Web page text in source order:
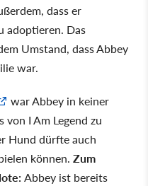
dass er
adoptieren. Das
Umstand, dass Abbey
war.
war Abbey in keiner
I Am Legend zu
Hund dürfte auch
können. Zum
Abbey ist bereits